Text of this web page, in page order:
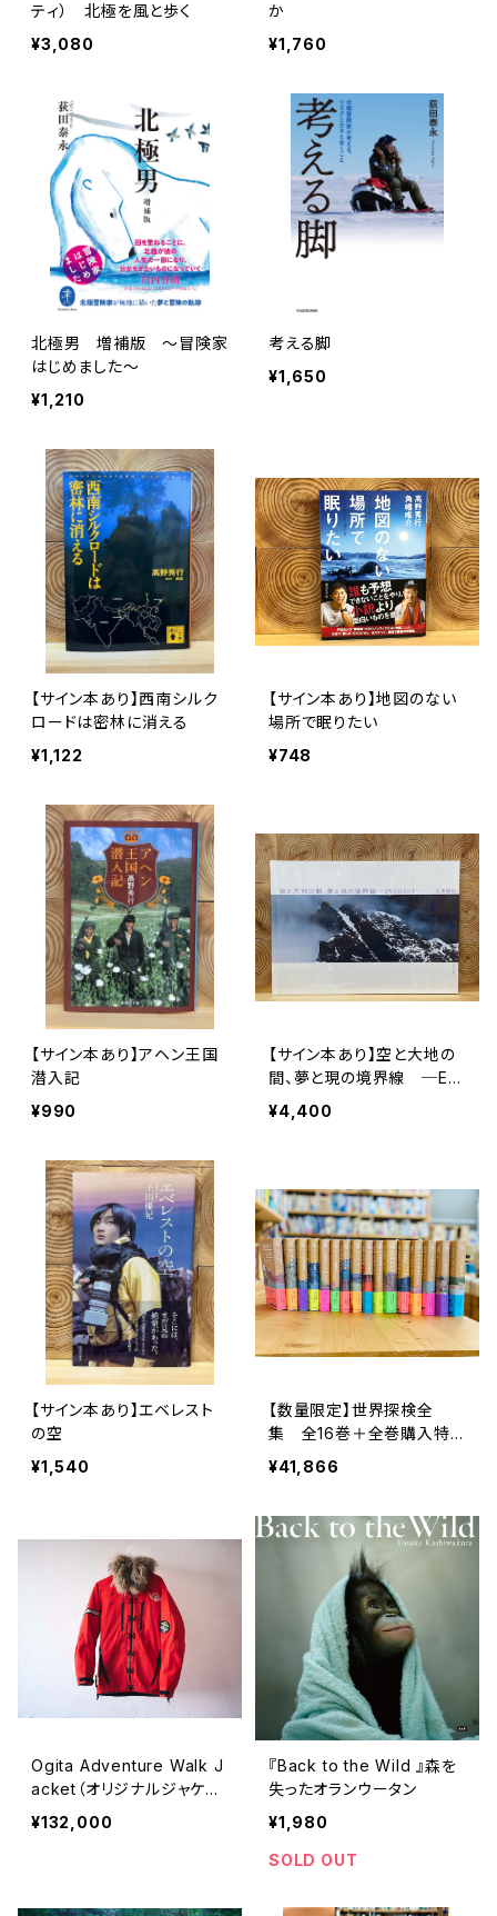
ティ） 北極を風と歩く
¥3,080
か
¥1,760
北極男 増補版 〜冒険家
はじめました〜
¥1,210
考える脚
¥1,650
【サイン本あり】西南シルク
ロードは密林に消える
¥1,122
【サイン本あり】地図のない
場所で眠りたい
¥748
【サイン本あり】アヘン王国
潜入記
¥990
【サイン本あり】空と大地の
間、夢と現の境界線 ─EV
EREST─
¥4,400
【サイン本あり】エベレスト
の空
¥1,540
【数量限定】世界探検全
集 全16巻＋全巻購入特
典「第17巻（非売品）」【当店
限定】
¥41,866
Ogita Adventure Walk J
acket（オリジナルジャケッ
ト）
¥132,000
『Back to the Wild 』森を
失ったオランウータン
¥1,980
SOLD OUT